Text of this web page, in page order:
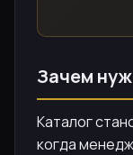
Зачем
Каталог
когда